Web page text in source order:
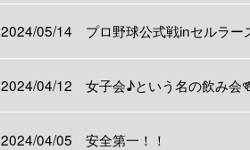
2024/05/14 プロ野球公式戦inセルラー
2024/04/12 女子会♪という名の飲み会
2024/04/05 安全第一！！